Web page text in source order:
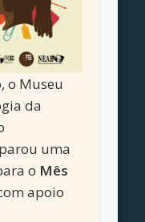
o Museu
da
uma
o Mês
apoio